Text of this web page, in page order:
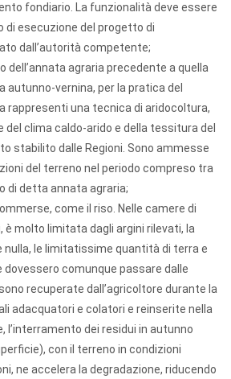
fondiario. La funzionalità deve essere
esecuzione del progetto di
dall’autorità competente;
dell’annata agraria precedente a quella
autunno-vernina, per la pratica del
rappresenti una tecnica di aridocoltura,
clima caldo-arido e della tessitura del
stabilito dalle Regioni. Sono ammesse
del terreno nel periodo compreso tra
di detta annata agraria;
come il riso. Nelle camere di
è molto limitata dagli argini rilevati, la
nulla, le limitatissime quantità di terra e
comunque passare dalle
recuperate dall’agricoltore durante la
adacquatori e colatori e reinserite nella
l’interramento dei residui in autunno
con il terreno in condizioni
ne accelera la degradazione, riducendo